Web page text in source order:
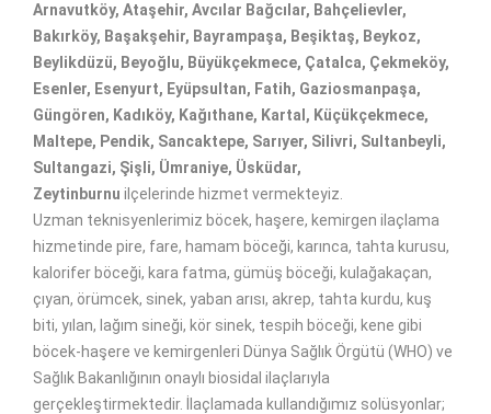
Arnavutköy, Ataşehir, Avcılar Bağcılar, Bahçelievler,
Bakırköy, Başakşehir, Bayrampaşa, Beşiktaş, Beykoz,
Beylikdüzü, Beyoğlu, Büyükçekmece, Çatalca, Çekmeköy,
Esenler, Esenyurt, Eyüpsultan, Fatih, Gaziosmanpaşa,
Güngören, Kadıköy, Kağıthane, Kartal, Küçükçekmece,
Maltepe, Pendik, Sancaktepe, Sarıyer, Silivri, Sultanbeyli,
Sultangazi, Şişli, Ümraniye, Üsküdar,
Zeytinburnu ilçelerinde hizmet vermekteyiz.
Uzman teknisyenlerimiz böcek, haşere, kemirgen ilaçlama
hizmetinde pire, fare, hamam böceği, karınca, tahta kurusu,
kalorifer böceği, kara fatma, gümüş böceği, kulağakaçan,
çıyan, örümcek, sinek, yaban arısı, akrep, tahta kurdu, kuş
biti, yılan, lağım sineği, kör sinek, tespih böceği, kene gibi
böcek-haşere ve kemirgenleri Dünya Sağlık Örgütü (WHO) ve
Sağlık Bakanlığının onaylı biosidal ilaçlarıyla
gerçekleştirmektedir. İlaçlamada kullandığımız solüsyonlar;